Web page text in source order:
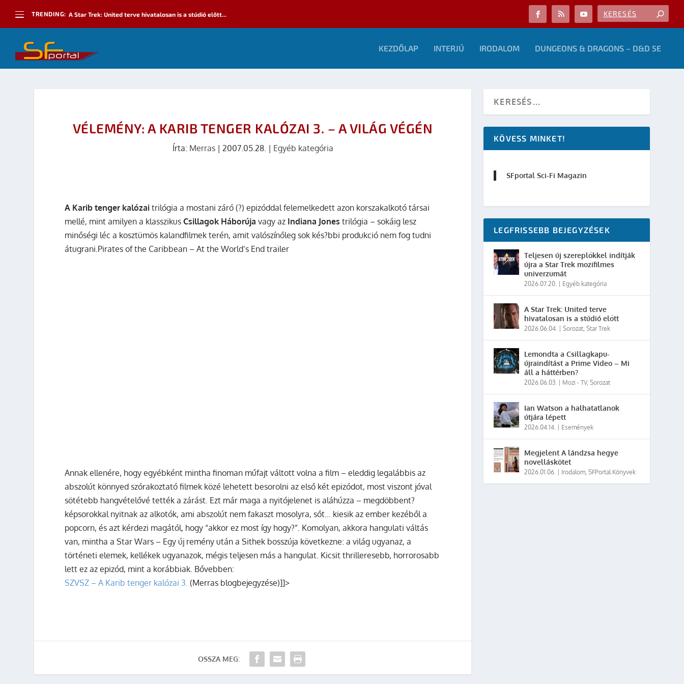
TRENDING: A Star Trek: United terve hivatalosan is a stúdió előtt...
KEZDŐLAP INTERJÚ IRODALOM DUNGEONS & DRAGONS – D&D 5E
VÉLEMÉNY: A KARIB TENGER KALÓZAI 3. – A VILÁG VÉGÉN
Írta: Merras| 2007.05.28. | Egyéb kategória
A Karib tenger kalózai trilógia a mostani záró (?) epizóddal felemelkedett azon korszakalkotó társai
mellé, mint amilyen a klasszikusCsillagok Háborújavagy az Indiana Jones trilógia – sokáig lesz
minőségi léc a kosztümös kalandfilmek terén, amit valószínőleg sok kés?bbi produkció nem fog tudni
átugrani.Pirates of the Caribbean – At the World’s End trailer
Annak ellenére, hogy egyébként mintha finoman műfajt váltott volna a film – eleddig legalábbis az
abszolút könnyed szórakoztató filmek közé lehetett besorolni az első két epizódot, most viszont jóval
sötétebb hangvételővé tették a zárást. Ezt már maga a nyitójelenet is aláhúzza – megdöbbent?
képsorokkal nyitnak az alkotók, ami abszolút nem fakaszt mosolyra, sőt… kiesik az ember kezéből a
popcorn, és azt kérdezi magától, hogy “akkor ez most így hogy?”. Komolyan, akkora hangulati váltás
van, mintha a Star Wars – Egy új remény után a Sithek bosszúja következne: a világ ugyanaz, a
történeti elemek, kellékek ugyanazok, mégis teljesen más a hangulat. Kicsit thrilleresebb, horrorosabb
lett ez az epizód, mint a korábbiak. Bővebben:
SZVSZ – A Karib tenger kalózai 3.(Merras blogbejegyzése)]]>
OSSZA MEG:
KÖVESS MINKET!
SFportal Sci-Fi Magazin
LEGFRISSEBB BEJEGYZÉSEK
Teljesen új szereplőkkel indítják
újra a Star Trek mozifilmes
univerzumát
2026.07.20. Egyéb kategória
A Star Trek: United terve
hivatalosan is a stúdió előtt
2026.06.04. |Sorozat,Star Trek
Lemondta a Csillagkapu-
újraindítást a Prime Video – Mi
áll a háttérben?
2026.06.03. Mozi - TV,Sorozat
Ian Watson a halhatatlanok
útjára lépett
2026.04.14. Események
Megjelent A lándzsa hegye
novelláskötet
2026.01.06. Irodalom,SFPortal Könyvek